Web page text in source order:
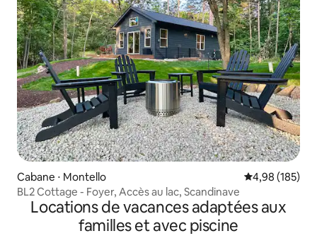
Cabane ⋅ Montello Évaluation
4,98 (185)
BL2 Cottage - Foyer, Accès au lac, Scandinave
Locations de vacances adaptées aux
familles et avec piscine